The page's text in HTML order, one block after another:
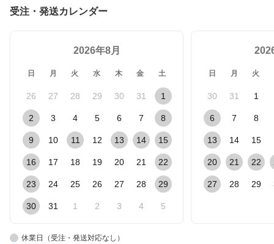
ン キッチンスポンジ MA
RNA
受注・発送カレンダー
2026年8月
日 月 火 水 木 金 土
26 27 28 29 30 31 1
2 3 4 5 6 7 8
9 10 11 12 13 14 15
16 17 18 19 20 21 22
23 24 25 26 27 28 29
30 31 1 2 3 4 5
日 月 火
30 31 1
6 7 8
13 14 15
20 21 22
27 28 29
休業日（受注・発送対応なし）